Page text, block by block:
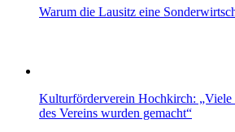
Warum die Lausitz eine
Kulturförderverein Hochkirch: „Viele
des Vereins wurden gemacht“